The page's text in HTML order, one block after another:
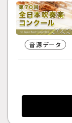
音源データ